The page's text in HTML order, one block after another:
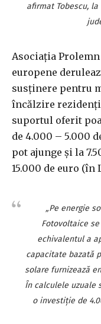
afirmat Tobescu,
Asociaţia
europene
susţinere pentru
încălzire
suportul oferit
de 4.000 – 5.000
pot ajunge şi la
15.000 de euro (în
„Pe energie
Fotovoltaice
echivalentul a
capacitate bazată
solare furnizează
În calculele uzuale
o investiţie de